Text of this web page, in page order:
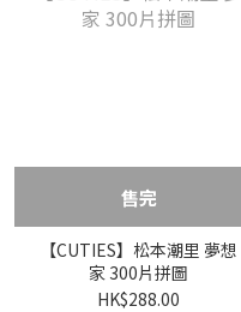
售完
【CUTIES】松本潮里 夢想
家 300片拼圖
HK$288.00